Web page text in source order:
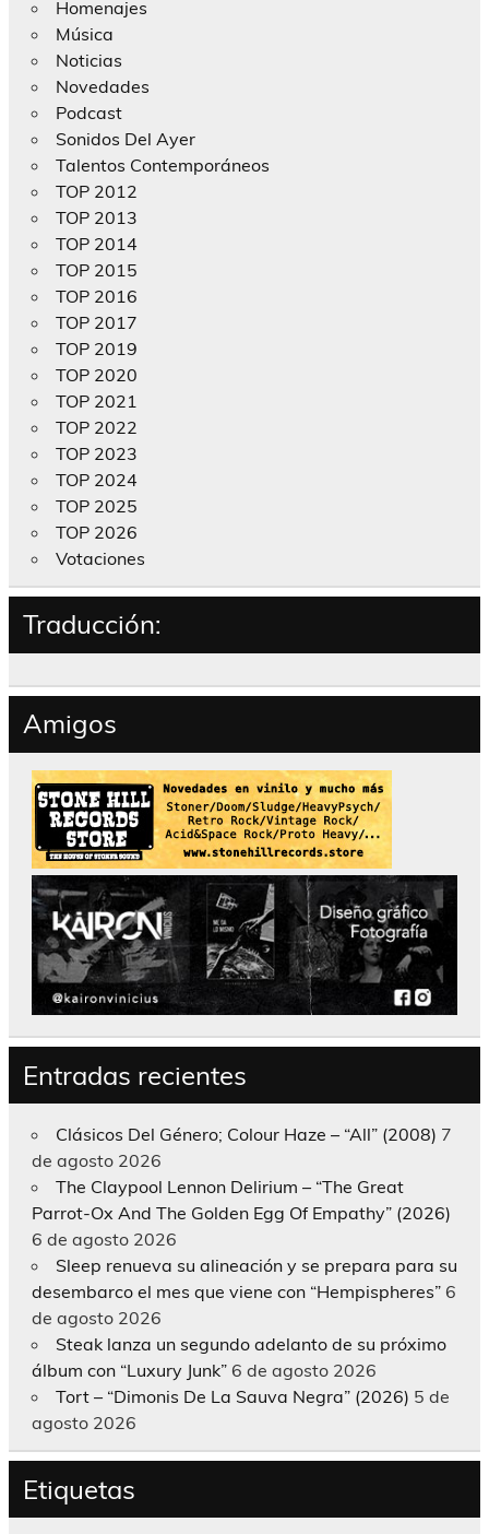
Homenajes
Música
Noticias
Novedades
Podcast
Sonidos Del Ayer
Talentos Contemporáneos
TOP 2012
TOP 2013
TOP 2014
TOP 2015
TOP 2016
TOP 2017
TOP 2019
TOP 2020
TOP 2021
TOP 2022
TOP 2023
TOP 2024
TOP 2025
TOP 2026
Votaciones
Traducción:
Amigos
Entradas recientes
Clásicos Del Género; Colour Haze – “All” (2008) 7
de agosto 2026
The Claypool Lennon Delirium – “The Great
Parrot-Ox And The Golden Egg Of Empathy” (2026)
6 de agosto 2026
Sleep renueva su alineación y se prepara para su
desembarco el mes que viene con “Hempispheres” 6
de agosto 2026
Steak lanza un segundo adelanto de su próximo
álbum con “Luxury Junk” 6 de agosto 2026
Tort – “Dimonis De La Sauva Negra” (2026) 5 de
agosto 2026
Etiquetas